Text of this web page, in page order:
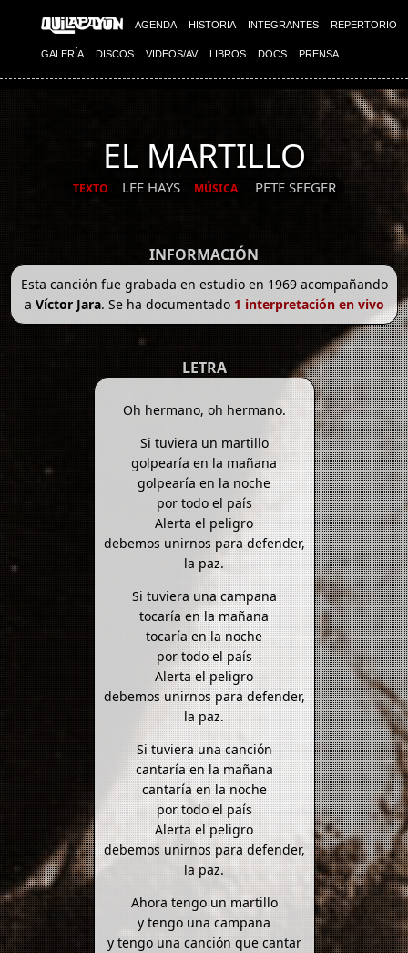
AGENDA HISTORIA INTEGRANTES REPERTORIO
GALERÍA DISCOS VIDEOS/AV LIBROS DOCS PRENSA
EL MARTILLO
TEXTO LEE HAYS MÚSICA PETE SEEGER
INFORMACIÓN
Esta canción fue grabada en estudio en 1969 acompañando
a Víctor Jara. Se ha documentado 1 interpretación en vivo
LETRA
Oh hermano, oh hermano.
Si tuviera un martillo
golpearía en la mañana
golpearía en la noche
por todo el país
Alerta el peligro
debemos unirnos para defender,
la paz.
Si tuviera una campana
tocaría en la mañana
tocaría en la noche
por todo el país
Alerta el peligro
debemos unirnos para defender,
la paz.
Si tuviera una canción
cantaría en la mañana
cantaría en la noche
por todo el país
Alerta el peligro
debemos unirnos para defender,
la paz.
Ahora tengo un martillo
y tengo una campana
y tengo una canción que cantar